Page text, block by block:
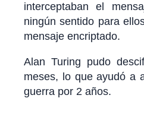
interceptaban el
ningún sentido para
mensaje encriptado.
Alan Turing pudo
meses, lo que ayudó a
guerra por 2 años.